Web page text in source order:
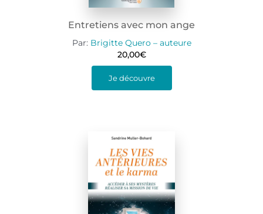
Entretiens avec mon ange
Par: Brigitte Quero – auteure
20,00€
Je découvre